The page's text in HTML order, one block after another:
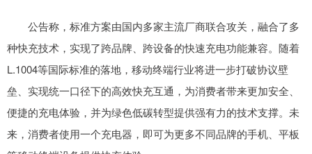
公告称，标准方案由国内多家主流厂商联合攻关，融合了多
种快充技术，实现了跨品牌、跨设备的快速充电功能兼容。随着
L.1004等国际标准的落地，移动终端行业将进一步打破协议壁
垒、实现统一口径下的高效快充互通，为消费者带来更加安全、
便捷的充电体验，并为绿色低碳转型提供强有力的技术支撑。未
来，消费者使用一个充电器，即可为更多不同品牌的手机、平板